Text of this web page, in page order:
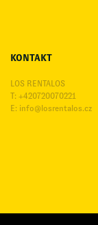
KONTAKT
LOS RENTALOS
T: +420720070221
E: info@losrentalos.cz